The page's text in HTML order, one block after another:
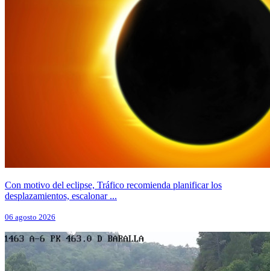
Con motivo del eclipse, Tráfico recomienda planificar los
desplazamientos, escalonar ...
06 agosto 2026